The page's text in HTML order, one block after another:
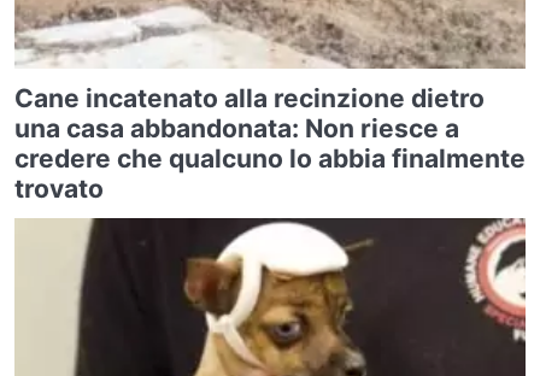
Cane incatenato alla recinzione dietro
una casa abbandonata: Non riesce a
credere che qualcuno lo abbia finalmente
trovato